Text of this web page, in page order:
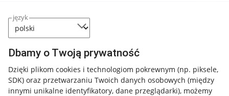
język
Dbamy o Twoją prywatność
Dzięki plikom cookies i technologiom pokrewnym (np. piksele,
SDK) oraz przetwarzaniu Twoich danych osobowych (między
innymi unikalne identyfikatory, dane przeglądarki), możemy